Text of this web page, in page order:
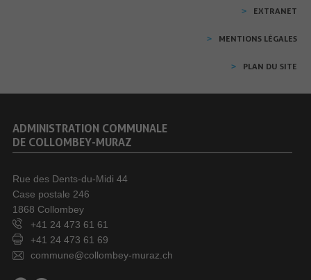
EXTRANET
MENTIONS LÉGALES
PLAN DU SITE
ADMINISTRATION COMMUNALE
DE COLLOMBEY-MURAZ
Rue des Dents-du-Midi 44
Case postale 246
1868 Collombey
+41 24 473 61 61
+41 24 473 61 69
commune@collombey-muraz.ch